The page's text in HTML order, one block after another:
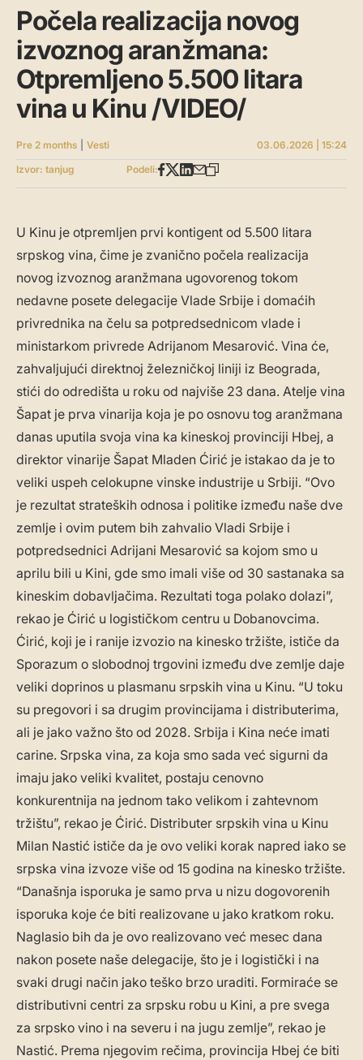
Počela realizacija novog
izvoznog aranžmana:
Otpremljeno 5.500 litara
vina u Kinu /VIDEO/
Pre 2 months Vesti
03.06.2026 | 15:24
Izvor: tanjug
Podeli:
U Kinu je otpremljen prvi kontigent od 5.500 litara
srpskog vina, čime je zvanično počela realizacija
novog izvoznog aranžmana ugovorenog tokom
nedavne posete delegacije Vlade Srbije i domaćih
privrednika na čelu sa potpredsednicom vlade i
ministarkom privrede Adrijanom Mesarović. Vina će,
zahvaljujući direktnoj železničkoj liniji iz Beograda,
stići do odredišta u roku od najviše 23 dana. Atelje vina
Šapat je prva vinarija koja je po osnovu tog aranžmana
danas uputila svoja vina ka kineskoj provinciji Hbej, a
direktor vinarije Šapat Mladen Ćirić je istakao da je to
veliki uspeh celokupne vinske industrije u Srbiji. “Ovo
je rezultat strateških odnosa i politike između naše dve
zemlje i ovim putem bih zahvalio Vladi Srbije i
potpredsednici Adrijani Mesarović sa kojom smo u
aprilu bili u Kini, gde smo imali više od 30 sastanaka sa
kineskim dobavljačima. Rezultati toga polako dolazi”,
rekao je Ćirić u logističkom centru u Dobanovcima.
Ćirić, koji je i ranije izvozio na kinesko tržište, ističe da
Sporazum o slobodnoj trgovini između dve zemlje daje
veliki doprinos u plasmanu srpskih vina u Kinu. “U toku
su pregovori i sa drugim provincijama i distributerima,
ali je jako važno što od 2028. Srbija i Kina neće imati
carine. Srpska vina, za koja smo sada već sigurni da
imaju jako veliki kvalitet, postaju cenovno
konkurentnija na jednom tako velikom i zahtevnom
tržištu”, rekao je Ćirić. Distributer srpskih vina u Kinu
Milan Nastić ističe da je ovo veliki korak napred iako se
srpska vina izvoze više od 15 godina na kinesko tržište.
“Današnja isporuka je samo prva u nizu dogovorenih
isporuka koje će biti realizovane u jako kratkom roku.
Naglasio bih da je ovo realizovano već mesec dana
nakon posete naše delegacije, što je i logistički i na
svaki drugi način jako teško brzo uraditi. Formiraće se
distributivni centri za srpsku robu u Kini, a pre svega
za srpsko vino i na severu i na jugu zemlje”, rekao je
Nastić. Prema njegovim rečima, provincija Hbej će biti